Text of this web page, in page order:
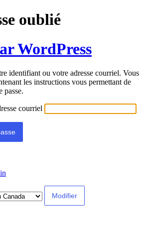
oublié
WordPress
identifiant ou votre adresse courriel. Vous
les instructions vous permettant de
passe.
courriel